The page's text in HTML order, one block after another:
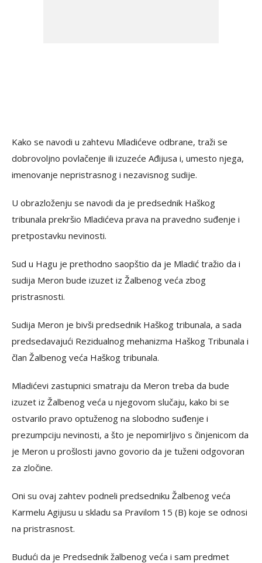
Kako se navodi u zahtevu Mladićeve odbrane, traži se
dobrovoljno povlačenje ili izuzeće Ađijusa i, umesto njega,
imenovanje nepristrasnog i nezavisnog sudije.
U obrazloženju se navodi da je predsednik Haškog
tribunala prekršio Mladićeva prava na pravedno suđenje i
pretpostavku nevinosti.
Sud u Hagu je prethodno saopštio da je Mladić tražio da i
sudija Meron bude izuzet iz Žalbenog veća zbog
pristrasnosti.
Sudija Meron je bivši predsednik Haškog tribunala, a sada
predsedavajući Rezidualnog mehanizma Haškog Tribunala i
član Žalbenog veća Haškog tribunala.
Mladićevi zastupnici smatraju da Meron treba da bude
izuzet iz Žalbenog veća u njegovom slučaju, kako bi se
ostvarilo pravo optuženog na slobodno suđenje i
prezumpciju nevinosti, a što je nepomirljivo s činjenicom da
je Meron u prošlosti javno govorio da je tuženi odgovoran
za zločine.
Oni su ovaj zahtev podneli predsedniku Žalbenog veća
Karmelu Agijusu u skladu sa Pravilom 15 (B) koje se odnosi
na pristrasnost.
Budući da je Predsednik žalbenog veća i sam predmet